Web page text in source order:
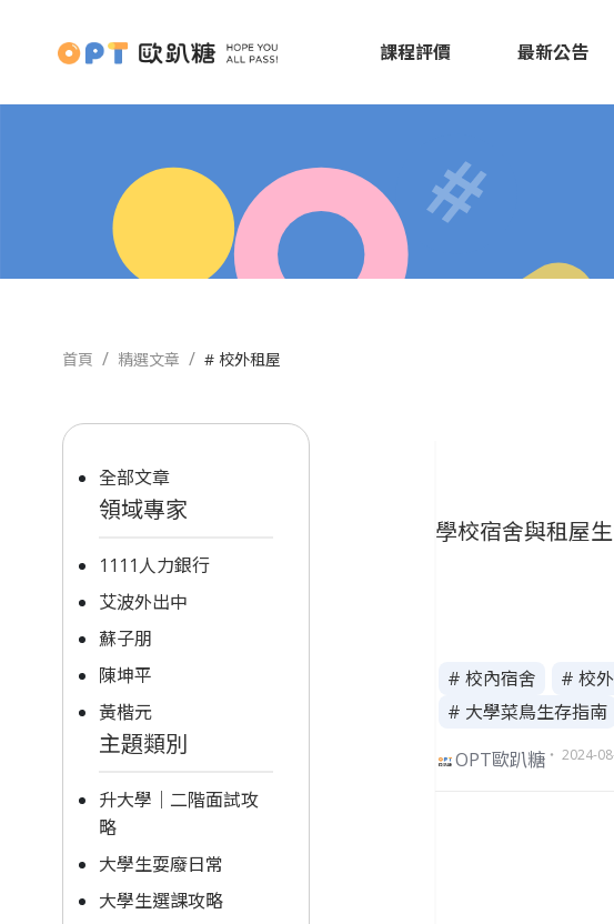
課程評價 最新公告
首頁 精選文章 # 校外租屋
全部文章
領域專家
1111人力銀行
艾波外出中
蘇子朋
陳坤平
黃楷元
主題類別
升大學｜二階面試攻
略
大學生耍廢日常
大學生選課攻略
學校宿舍與租屋
# 校內宿舍 # 校
# 大學菜鳥生存指南
OPT歐趴糖 ・ 2024-